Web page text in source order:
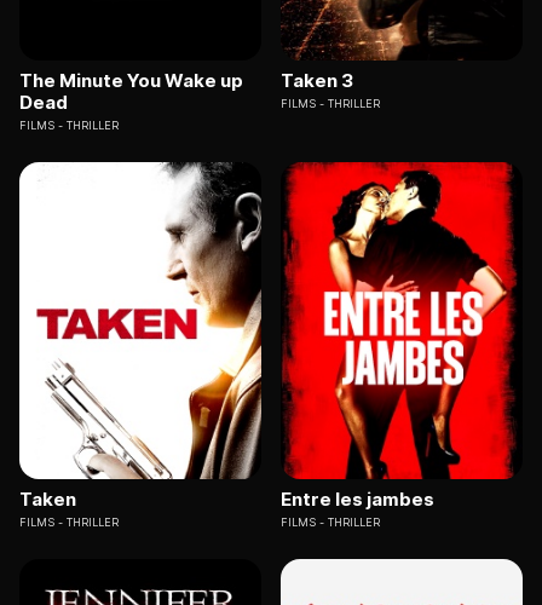
The Minute You Wake up
Dead
FILMS THRILLER
Taken 3
FILMS THRILLER
Taken
FILMS THRILLER
Entre les jambes
FILMS THRILLER